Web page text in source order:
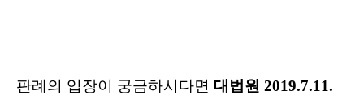
판례의 입장이 궁금하시다면 대법원 2019.7.11.